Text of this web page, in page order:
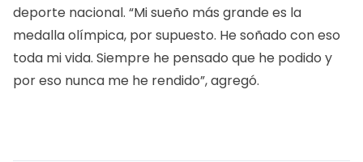
deporte nacional. “Mi sueño más grande es la
medalla olímpica, por supuesto. He soñado con eso
toda mi vida. Siempre he pensado que he podido y
por eso nunca me he rendido”, agregó.